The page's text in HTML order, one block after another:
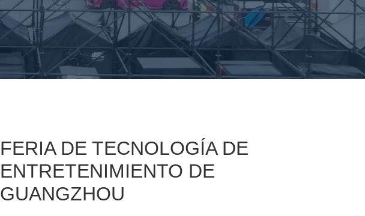
FERIA DE TECNOLOGÍA DE
ENTRETENIMIENTO DE
GUANGZHOU